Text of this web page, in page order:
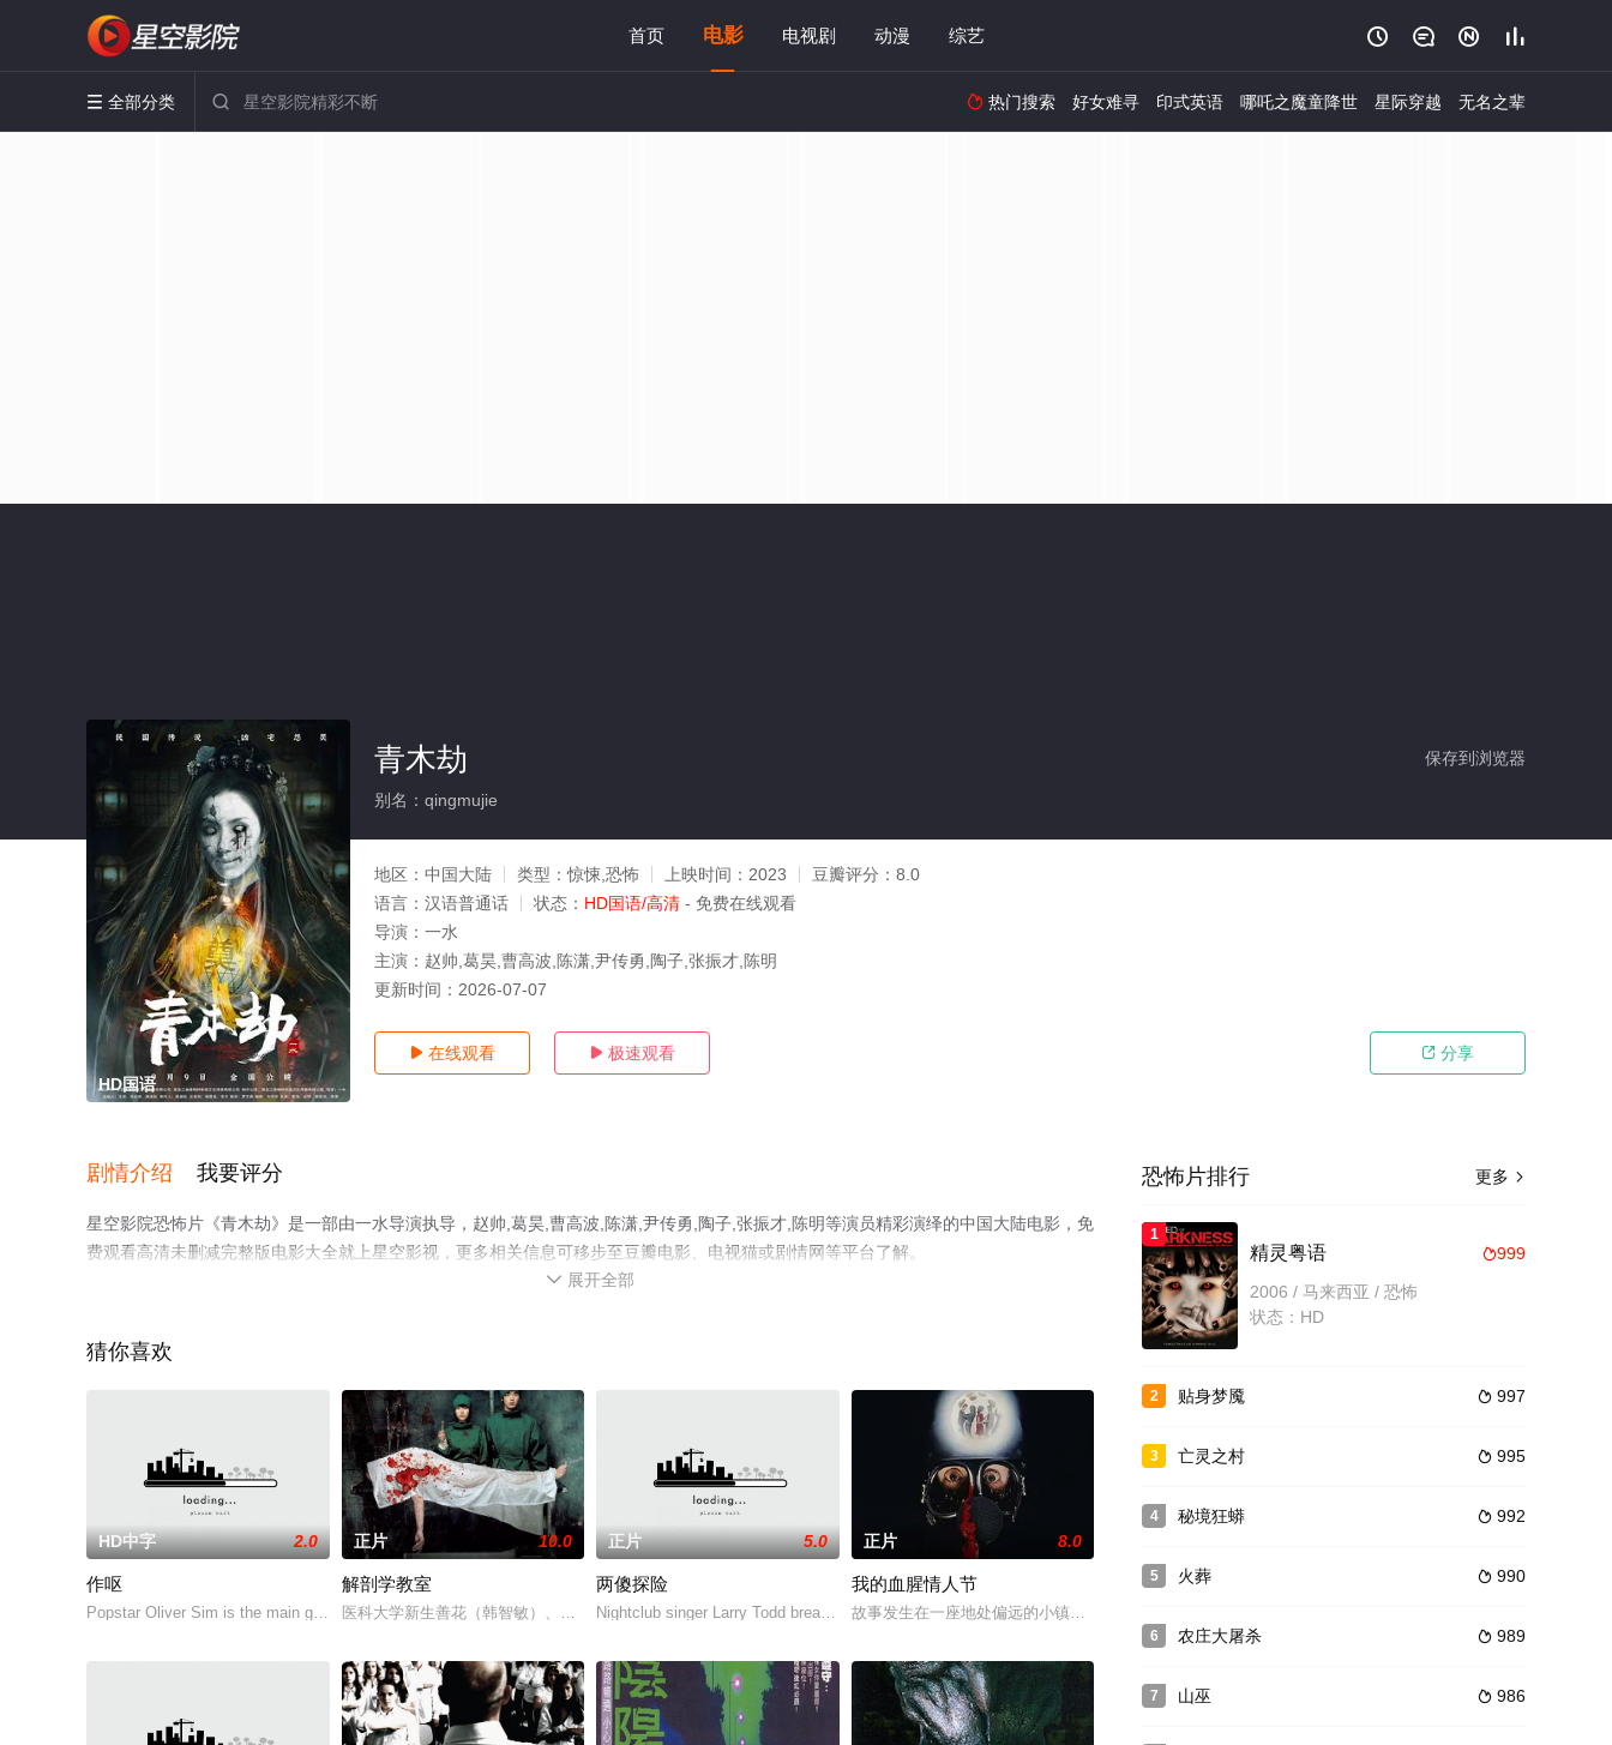
首页 电影 电视剧 动漫 综艺    
 全部分类   热门搜索 好女难寻 印式英语 哪吒之魔童降世 星际穿越 无名之辈
HD国语
保存到浏览器
青木劫
别名：qingmujie
地区： 中国大陆 类型：惊悚,恐怖 上映时间： 2023 豆瓣评分： 8.0
语言： 汉语普通话 状态： HD国语/高清 - 免费在线观看
导演： 一水
主演： 赵帅,葛昊,曹高波,陈潇,尹传勇,陶子,张振才,陈明
更新时间： 2026-07-07
 在线观看  极速观看  分享
剧情介绍 我要评分
星空影院恐怖片《青木劫》是一部由一水导演执导，赵帅,葛昊,曹高波,陈潇,尹传勇,陶子,张振才,陈明等演员精彩演绎的中国大陆电影，免
费观看高清未删减完整版电影大全就上星空影视，更多相关信息可移步至豆瓣电影、电视猫或剧情网等平台了解。
 展开全部
猜你喜欢
HD中字 2.0
作呕
Popstar Oliver Sim is the main guest of a t
正片 10.0
解剖学教室
医科大学新生善花（韩智敏）、启范（吴泰景）、忠石（温朱万）、京敏、志英和银珠被分到同一
正片 5.0
两傻探险
Nightclub singer Larry Todd breaks off his
正片 8.0
我的血腥情人节
故事发生在一座地处偏远的小镇之中，曾经，这里的矿场发生了一起可怕的事故，罪魁祸首是一位
更多 
恐怖片排行
1
999
精灵粤语
2006 / 马来西亚 / 恐怖
状态：HD
2  997
贴身梦魇
3  995
亡灵之村
4  992
秘境狂蟒
5  990
火葬
6  989
农庄大屠杀
7  986
山巫